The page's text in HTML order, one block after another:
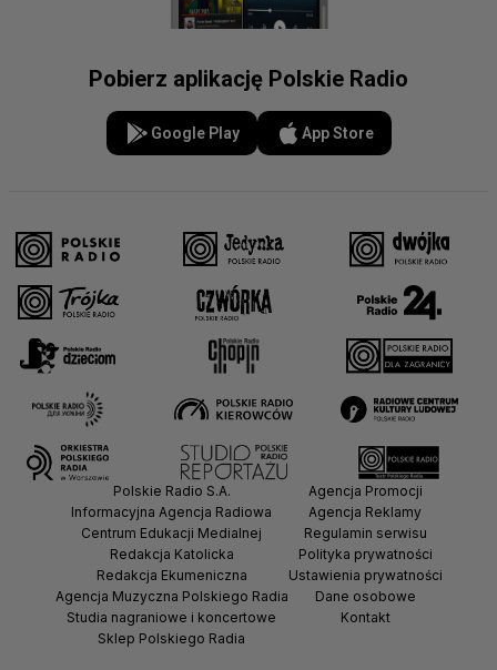
Pobierz aplikację Polskie Radio
Google Play App Store
Polskie Radio S.A.
Informacyjna Agencja Radiowa
Centrum Edukacji Medialnej
Redakcja Katolicka
Redakcja Ekumeniczna
Agencja Muzyczna Polskiego Radia
Studia nagraniowe i koncertowe
Sklep Polskiego Radia
Agencja Promocji
Agencja Reklamy
Regulamin serwisu
Polityka prywatności
Ustawienia prywatności
Dane osobowe
Kontakt